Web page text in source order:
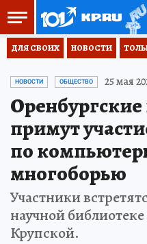
ДЛЯ СВОИХ НОВОСТИ
НОВОСТИ ОБЩЕСТВО 25 мая
примут
по
многоборью
Участники
научной
Крупской.